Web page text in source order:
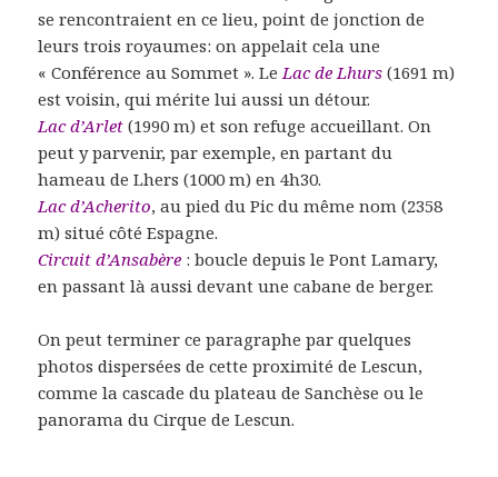
se rencontraient en ce lieu, point de jonction de
leurs trois royaumes: on appelait cela une
« Conférence au Sommet ». LeLac de Lhurs (1691 m)
est voisin, qui mérite lui aussi un détour.
Lac d’Arlet (1990 m) et son refuge accueillant. On
peut y parvenir, par exemple, en partant du
hameau de Lhers (1000 m) en 4h30.
Lac d’Acherito, au pied du Pic du même nom (2358
m) situé côté Espagne.
Circuit d’Ansabère : boucle depuis le Pont Lamary,
en passant là aussi devant une cabane de berger.
On peut terminer ce paragraphe par quelques
photos dispersées de cette proximité de Lescun,
comme la cascade du plateau de Sanchèse ou le
panorama du Cirque de Lescun.